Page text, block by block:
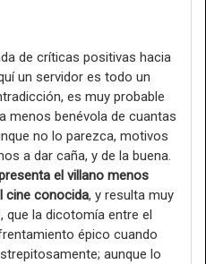
de críticas positivas hacia
un servidor es todo un
es muy probable
menos benévola de cuantas
no lo parezca, motivos
a dar caña, y de la buena.
el villano menos
cine conocida, y resulta muy
que la dicotomía entre el
épico cuando
aunque lo